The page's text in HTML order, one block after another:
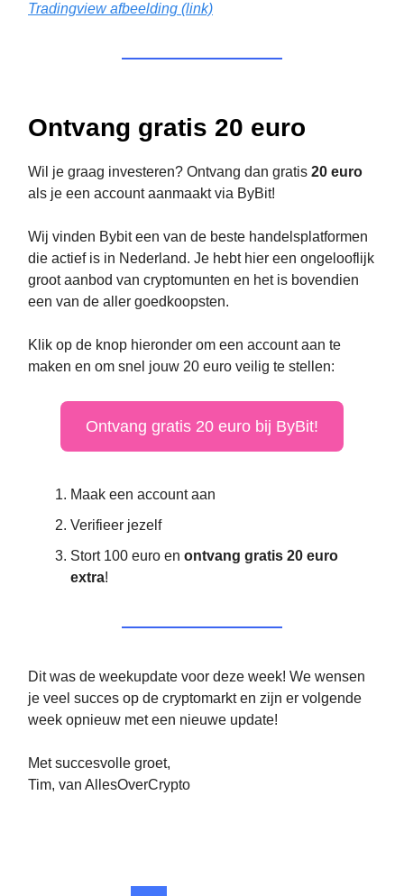
Tradingview afbeelding (link)
Ontvang gratis 20 euro
Wil je graag investeren? Ontvang dan gratis 20 euro
als je een account aanmaakt via ByBit!
Wij vinden Bybit een van de beste handelsplatformen
die actief is in Nederland. Je hebt hier een ongelooflijk
groot aanbod van cryptomunten en het is bovendien
een van de aller goedkoopsten.
Klik op de knop hieronder om een account aan te
maken en om snel jouw 20 euro veilig te stellen:
Ontvang gratis 20 euro bij ByBit!
Maak een account aan
Verifieer jezelf
Stort 100 euro en ontvang gratis 20 euro
extra!
Dit was de weekupdate voor deze week! We wensen
je veel succes op de cryptomarkt en zijn er volgende
week opnieuw met een nieuwe update!
Met succesvolle groet,
Tim, van AllesOverCrypto